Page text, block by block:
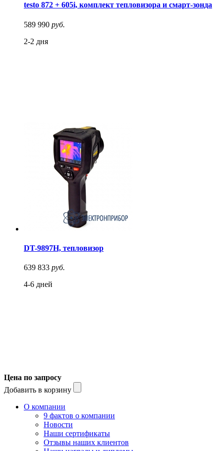
testo 872 + 605i, комплект тепловизора и смарт-зонда
589 990 руб.
2-2 дня
DT-9897H, тепловизор
639 833 руб.
4-6 дней
Цена по запросу
Добавить в корзину
О компании
9 фактов о компании
Новости
Наши сертификаты
Отзывы наших клиентов